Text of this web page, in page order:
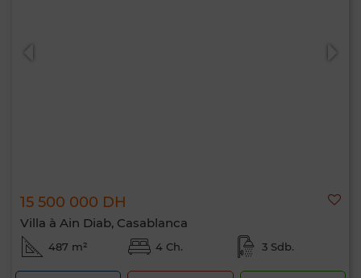
15 500 000 DH
Villa à Ain Diab, Casablanca
487 m² 4 Ch. 3 Sdb.